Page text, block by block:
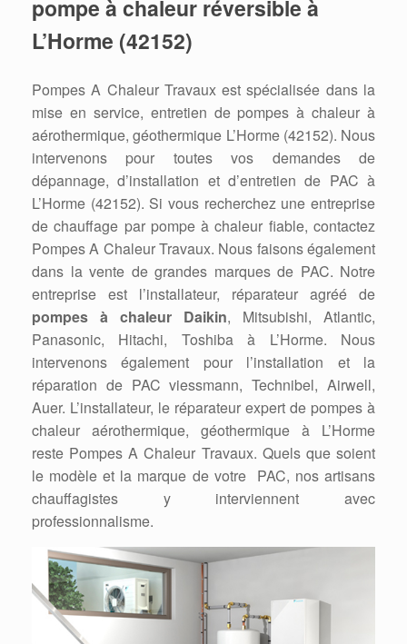
pompe à chaleur réversible à
L’Horme (42152)
Pompes A Chaleur Travaux est spécialisée dans la
mise en service, entretien de pompes à chaleur à
aérothermique, géothermique L’Horme (42152). Nous
intervenons pour toutes vos demandes de
dépannage, d’installation et d’entretien de PAC à
L’Horme (42152). Si vous recherchez une entreprise
de chauffage par pompe à chaleur fiable, contactez
Pompes A Chaleur Travaux. Nous faisons également
dans la vente de grandes marques de PAC. Notre
entreprise est l’installateur, réparateur agréé de
pompes à chaleur Daikin, Mitsubishi, Atlantic,
Panasonic, Hitachi, Toshiba à L’Horme. Nous
intervenons également pour l’installation et la
réparation de PAC viessmann, Technibel, Airwell,
Auer. L’installateur, le réparateur expert de pompes à
chaleur aérothermique, géothermique à L’Horme
reste Pompes A Chaleur Travaux. Quels que soient
le modèle et la marque de votre PAC, nos artisans
chauffagistes y interviennent avec
professionnalisme.